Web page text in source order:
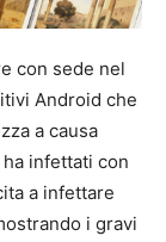
con sede nel
Android che
a causa
infettati con
a infettare
i gravi